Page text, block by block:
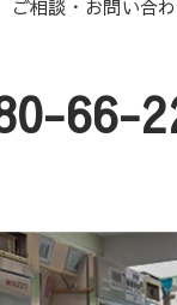
ご相談・お問い合
66-